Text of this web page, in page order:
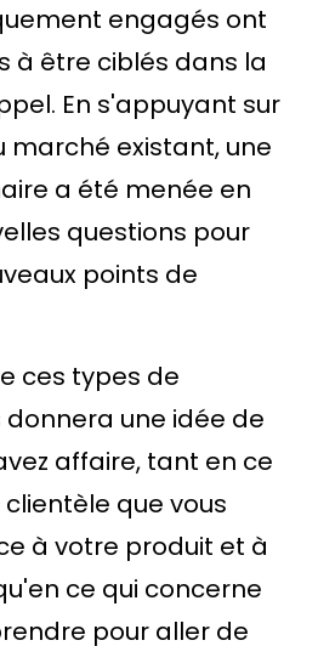
engagés ont
à être ciblés dans la
En s'appuyant sur
marché existant, une
a été menée en
questions pour
points de
ces types de
une idée de
affaire, tant en ce
que vous
à votre produit et à
ce qui concerne
pour aller de